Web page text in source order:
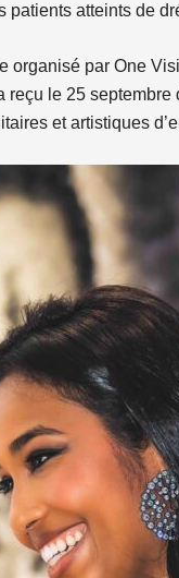
patients atteints de
par One
le 25
et artistiques